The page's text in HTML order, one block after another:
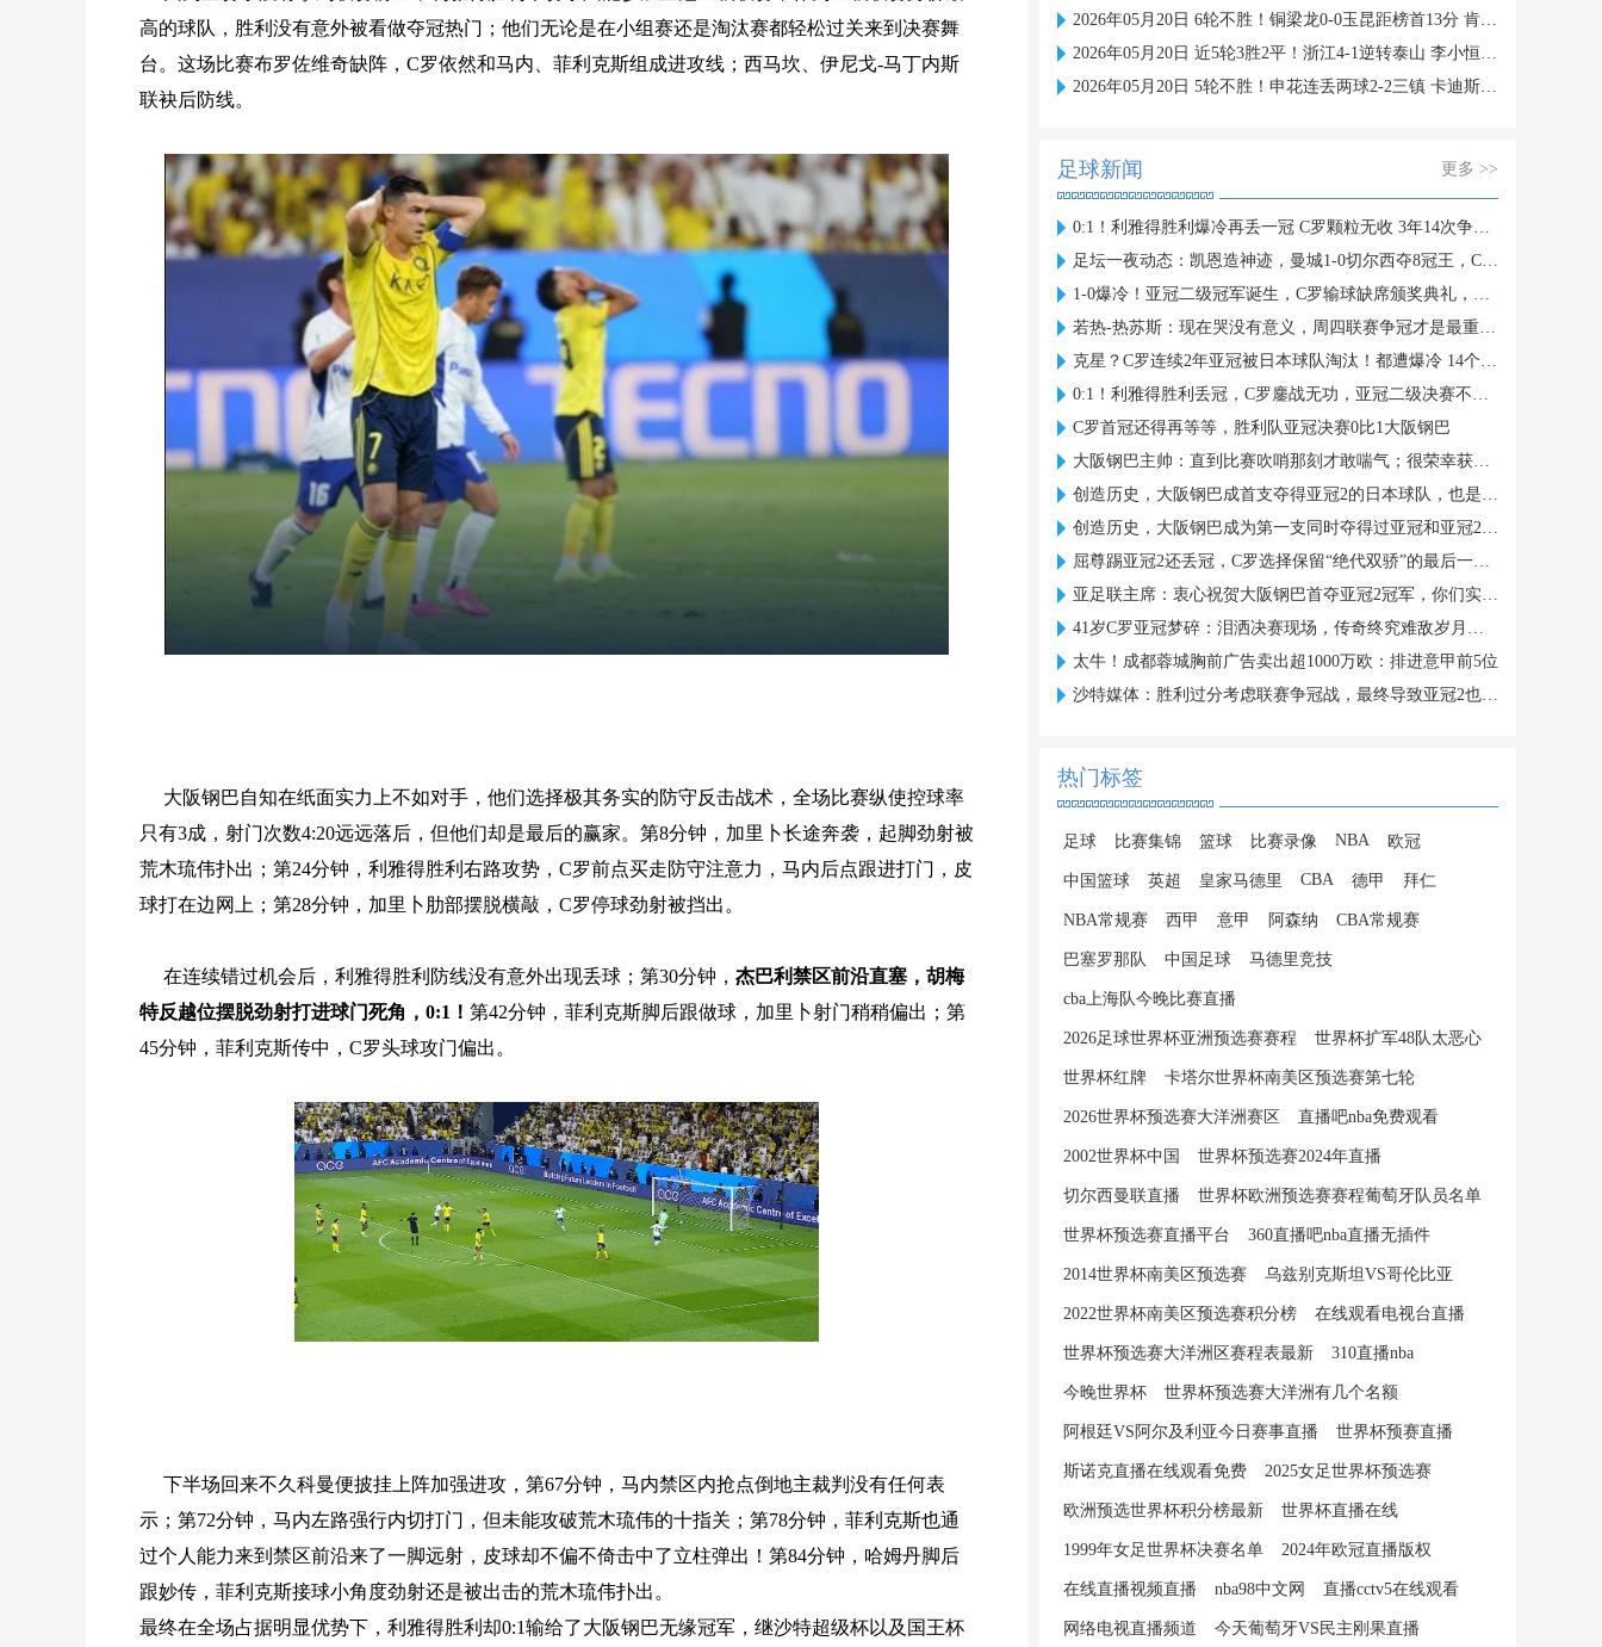
高的球队，胜利没有意外被看做夺冠热门；他们无论是在小组赛还是淘汰赛都轻松过关来到决赛舞
台。这场比赛布罗佐维奇缺阵，C罗依然和马内、菲利克斯组成进攻线；西马坎、伊尼戈-马丁内斯
联袂后防线。
大阪钢巴自知在纸面实力上不如对手，他们选择极其务实的防守反击战术，全场比赛纵使控球率
只有3成，射门次数4:20远远落后，但他们却是最后的赢家。第8分钟，加里卜长途奔袭，起脚劲射被
荒木琉伟扑出；第24分钟，利雅得胜利右路攻势，C罗前点买走防守注意力，马内后点跟进打门，皮
球打在边网上；第28分钟，加里卜肋部摆脱横敲，C罗停球劲射被挡出。
在连续错过机会后，利雅得胜利防线没有意外出现丢球；第30分钟， 杰巴利禁区前沿直塞，胡梅
特反越位摆脱劲射打进球门死角，0:1！ 第42分钟，菲利克斯脚后跟做球，加里卜射门稍稍偏出；第
45分钟，菲利克斯传中，C罗头球攻门偏出。
下半场回来不久科曼便披挂上阵加强进攻，第67分钟，马内禁区内抢点倒地主裁判没有任何表
示；第72分钟，马内左路强行内切打门，但未能攻破荒木琉伟的十指关；第78分钟，菲利克斯也通
过个人能力来到禁区前沿来了一脚远射，皮球却不偏不倚击中了立柱弹出！第84分钟，哈姆丹脚后
跟妙传，菲利克斯接球小角度劲射还是被出击的荒木琉伟扑出。
最终在全场占据明显优势下，利雅得胜利却0:1输给了大阪钢巴无缘冠军，继沙特超级杯以及国王杯
2026年05月20日 6轮不胜！铜梁龙0-0玉昆距榜首13分 肯帕努进球被吹吴永强造险
2026年05月20日 近5轮3胜2平！浙江4-1逆转泰山 李小恒闪击高迪破门米特里策2助攻
2026年05月20日 5轮不胜！申花连丢两球2-2三镇 卡迪斯传射拉唐破门三镇遭6轮不胜
足球新闻 更多 >>
0:1！利雅得胜利爆冷再丢一冠 C罗颗粒无收 3年14次争夺冠军失败
足坛一夜动态：凯恩造神迹，曼城1-0切尔西夺8冠王，C罗痛失亚冠
1-0爆冷！亚冠二级冠军诞生，C罗输球缺席颁奖典礼，赛后评分出炉
若热-热苏斯：现在哭没有意义，周四联赛争冠才是最重要的
克星？C罗连续2年亚冠被日本球队淘汰！都遭爆冷 14个月神迹终结
0:1！利雅得胜利丢冠，C罗鏖战无功，亚冠二级决赛不敌大阪钢巴
C罗首冠还得再等等，胜利队亚冠决赛0比1大阪钢巴
大阪钢巴主帅：直到比赛吹哨那刻才敢喘气；很荣幸获得亚冠2冠军
创造历史，大阪钢巴成首支夺得亚冠2的日本球队，也是东亚足联首队
创造历史，大阪钢巴成为第一支同时夺得过亚冠和亚冠2的球队
屈尊踢亚冠2还丢冠，C罗选择保留“绝代双骄”的最后一丝尊严
亚足联主席：衷心祝贺大阪钢巴首夺亚冠2冠军，你们实至名归
41岁C罗亚冠梦碎：泪洒决赛现场，传奇终究难敌岁月的残酷
太牛！成都蓉城胸前广告卖出超1000万欧：排进意甲前5位
沙特媒体：胜利过分考虑联赛争冠战，最终导致亚冠2也没保住
热门标签
足球 比赛集锦 篮球 比赛录像 NBA 欧冠
中国篮球 英超 皇家马德里 CBA 德甲 拜仁
NBA常规赛 西甲 意甲 阿森纳 CBA常规赛
巴塞罗那队 中国足球 马德里竞技
cba上海队今晚比赛直播
2026足球世界杯亚洲预选赛赛程 世界杯扩军48队太恶心
世界杯红牌 卡塔尔世界杯南美区预选赛第七轮
2026世界杯预选赛大洋洲赛区 直播吧nba免费观看
2002世界杯中国 世界杯预选赛2024年直播
切尔西曼联直播 世界杯欧洲预选赛赛程葡萄牙队员名单
世界杯预选赛直播平台 360直播吧nba直播无插件
2014世界杯南美区预选赛 乌兹别克斯坦VS哥伦比亚
2022世界杯南美区预选赛积分榜 在线观看电视台直播
世界杯预选赛大洋洲区赛程表最新 310直播nba
今晚世界杯 世界杯预选赛大洋洲有几个名额
阿根廷VS阿尔及利亚今日赛事直播 世界杯预赛直播
斯诺克直播在线观看免费 2025女足世界杯预选赛
欧洲预选世界杯积分榜最新 世界杯直播在线
1999年女足世界杯决赛名单 2024年欧冠直播版权
在线直播视频直播 nba98中文网 直播cctv5在线观看
网络电视直播频道 今天葡萄牙VS民主刚果直播